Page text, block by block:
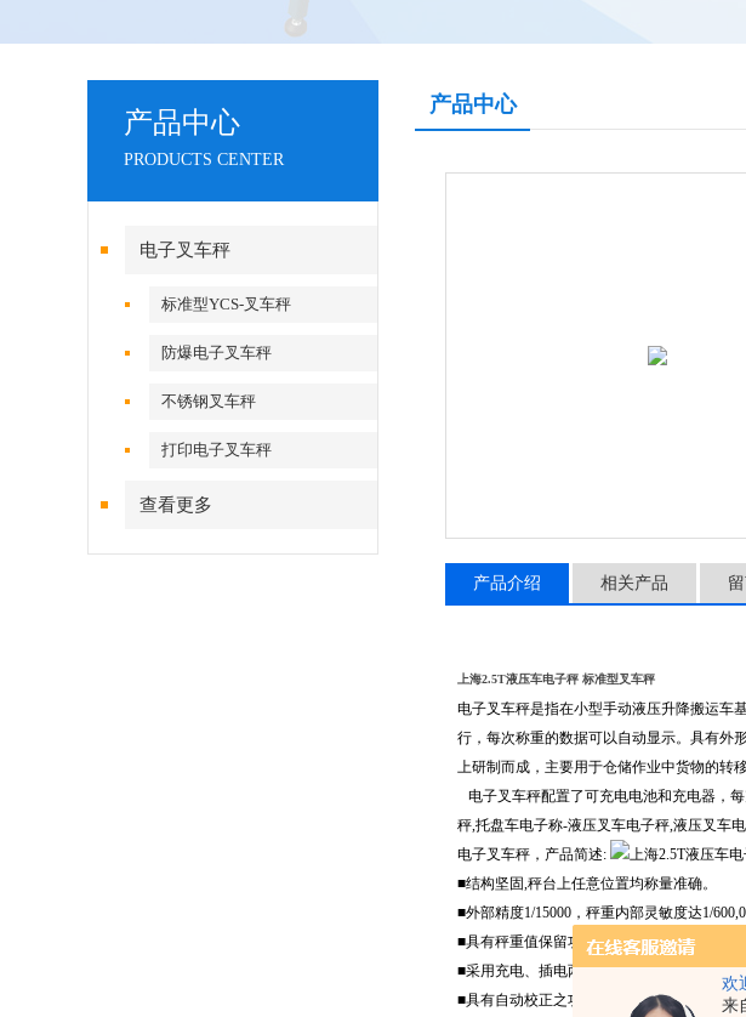
欢
来
产品中心
PRODUCTS CENTER
电子叉车秤
标准型YCS-叉车秤
防爆电子叉车秤
不锈钢叉车秤
打印电子叉车秤
查看更多
产品中心
产品介绍 相关产品
上海2.5T液压车电子秤 标准型叉车秤
电子叉车秤是指在小型手动液压升降搬运车
行，每次称重的数据可以自动显示。具有外
上研制而成，主要用于仓储作业中货物的转
电子叉车秤配置了可充电电池和充电器，
秤,托盘车电子称-液压叉车电子秤,液压叉车
电子叉车秤，产品简述:
■结构坚固,秤台上任意位置均称量准确。
■外部精度1/15000，秤重内部灵敏度达1/
■具有秤重值保留功能。
■采用充电、插电两用方式供选择。
■具有自动校正之功能，确保精准度。